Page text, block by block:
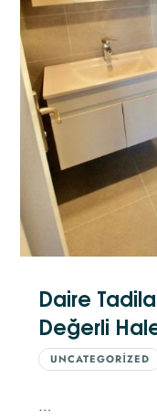
Daire
Değerli
UNCATEGORIZED
…